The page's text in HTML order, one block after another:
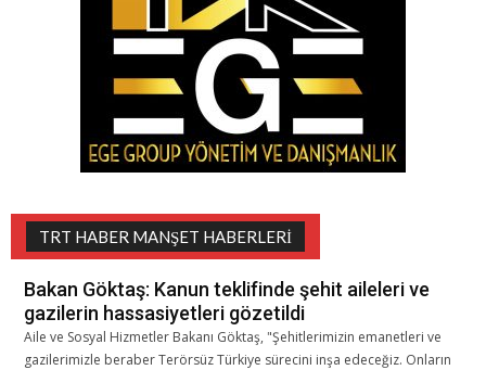
TRT HABER MANŞET HABERLERI
Bakan Göktaş: Kanun teklifinde şehit aileleri ve
gazilerin hassasiyetleri gözetildi
Aile ve Sosyal Hizmetler Bakanı Göktaş, "Şehitlerimizin emanetleri ve
gazilerimizle beraber Terörsüz Türkiye sürecini inşa edeceğiz. Onların